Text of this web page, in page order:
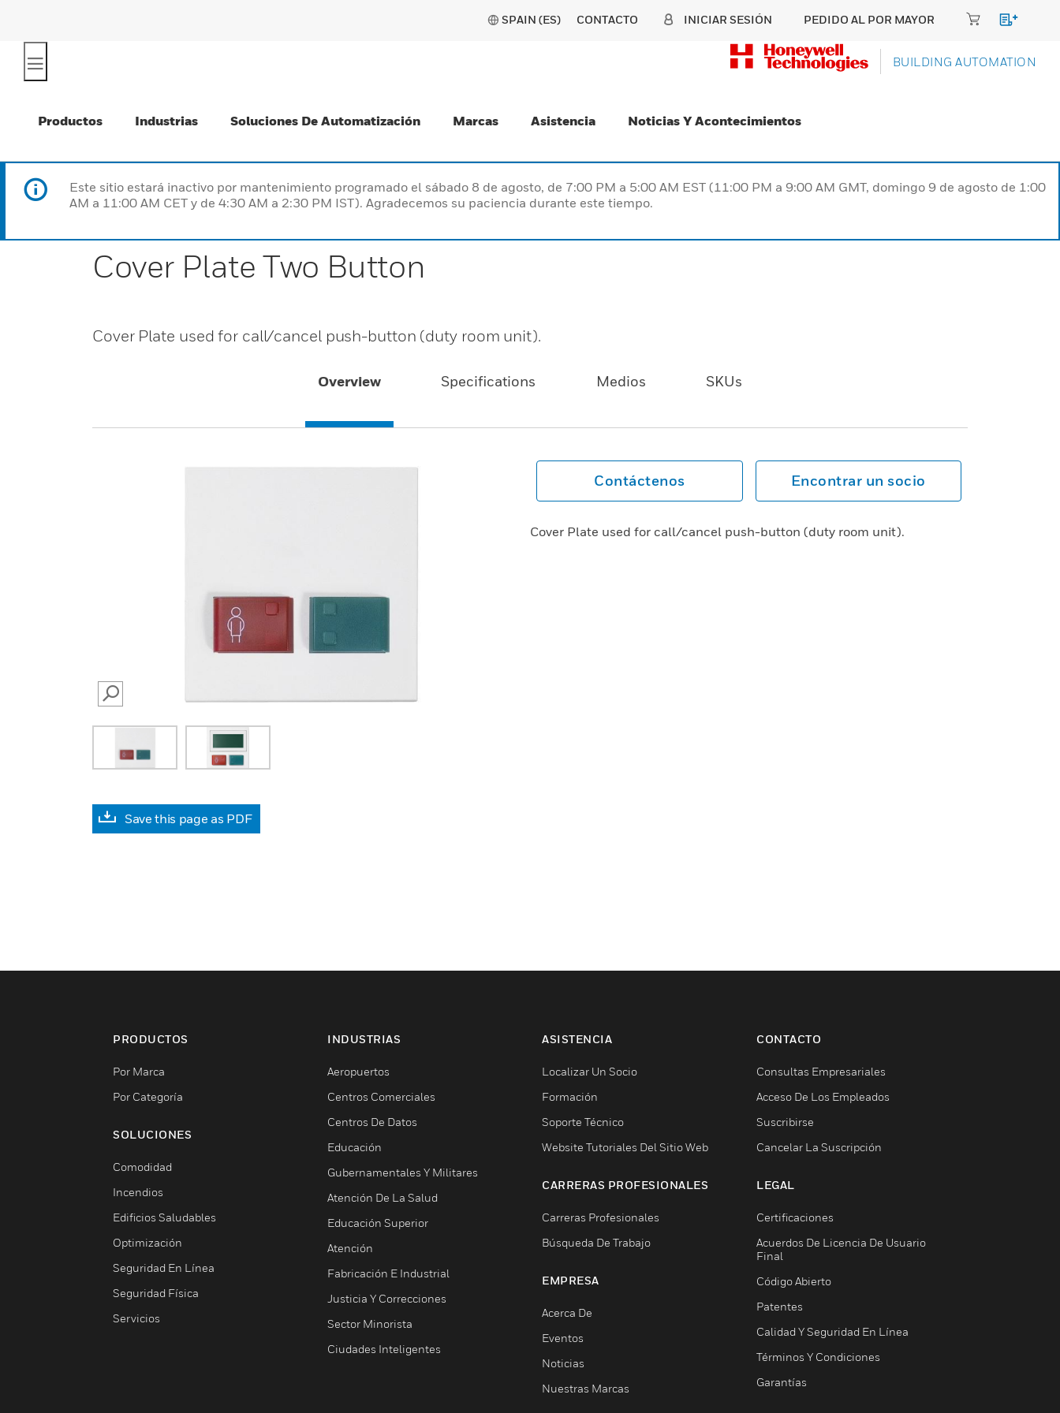
SPAIN (ES) CONTACTO INICIAR SESIÓN PEDIDO AL POR MAYOR
BUILDING AUTOMATION
Productos Industrias Soluciones De Automatización Marcas Asistencia Noticias Y Acontecimientos
Este sitio estará inactivo por mantenimiento programado el sábado 8 de agosto, de 7:00 PM a 5:00 AM EST (11:00 PM a 9:00 AM GMT, domingo 9 de agosto de 1:00
AM a 11:00 AM CET y de 4:30 AM a 2:30 PM IST). Agradecemos su paciencia durante este tiempo.
Cover Plate Two Button
Cover Plate used for call/cancel push-button (duty room unit).
Overview Specifications Medios SKUs
SEARCH
Save this page as PDF
Contáctenos Encontrar un socio
Cover Plate used for call/cancel push-button (duty room unit).
PRODUCTOS
Por Marca
Por Categoría
SOLUCIONES
Comodidad
Incendios
Edificios Saludables
Optimización
Seguridad En Línea
Seguridad Física
Servicios
INDUSTRIAS
Aeropuertos
Centros Comerciales
Centros De Datos
Educación
Gubernamentales Y Militares
Atención De La Salud
Educación Superior
Atención
Fabricación E Industrial
Justicia Y Correcciones
Sector Minorista
Ciudades Inteligentes
ASISTENCIA
Localizar Un Socio
Formación
Soporte Técnico
Website Tutoriales Del Sitio Web
CARRERAS PROFESIONALES
Carreras Profesionales
Búsqueda De Trabajo
EMPRESA
Acerca De
Eventos
Noticias
Nuestras Marcas
CONTACTO
Consultas Empresariales
Acceso De Los Empleados
Suscribirse
Cancelar La Suscripción
LEGAL
Certificaciones
Acuerdos De Licencia De Usuario
Final
Código Abierto
Patentes
Calidad Y Seguridad En Línea
Términos Y Condiciones
Garantías